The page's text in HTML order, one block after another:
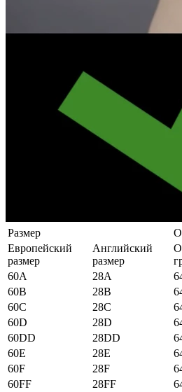
Размер
Европейский
размер
Английский
размер
60А
28А
60B
28B
60C
28C
60D
28D
60DD
28DD
60E
28E
60F
28F
60FF
28FF